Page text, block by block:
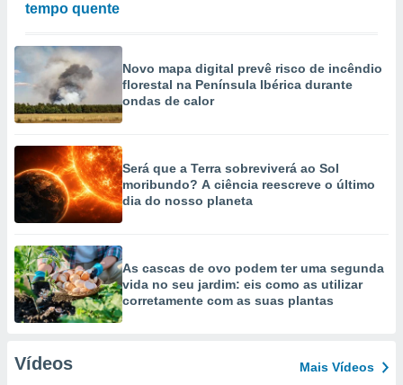
tempo quente
Novo mapa digital prevê risco de incêndio
florestal na Península Ibérica durante
ondas de calor
Será que a Terra sobreviverá ao Sol
moribundo? A ciência reescreve o último
dia do nosso planeta
As cascas de ovo podem ter uma segunda
vida no seu jardim: eis como as utilizar
corretamente com as suas plantas
Vídeos Mais Vídeos